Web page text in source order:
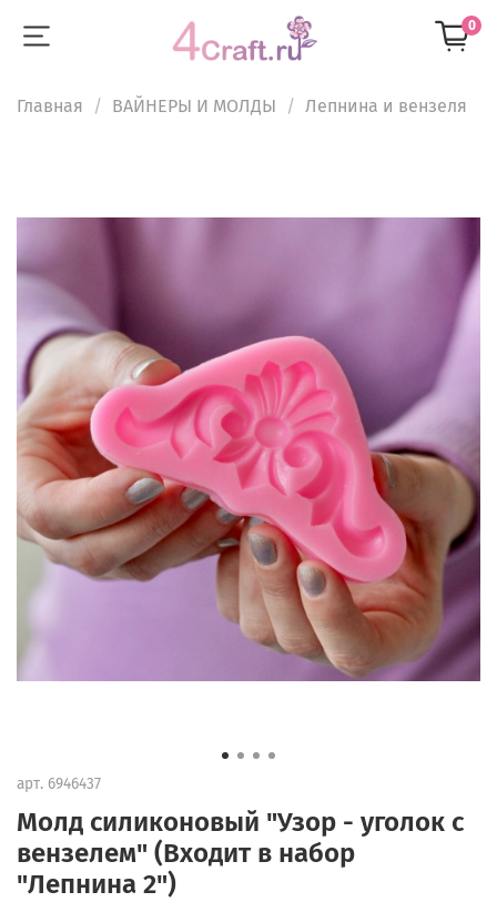
0
Главная ВАЙНЕРЫ И МОЛДЫ Лепнина и вензеля
арт. 6946437
Молд силиконовый "Узор - уголок с
вензелем" (Входит в набор
"Лепнина 2")